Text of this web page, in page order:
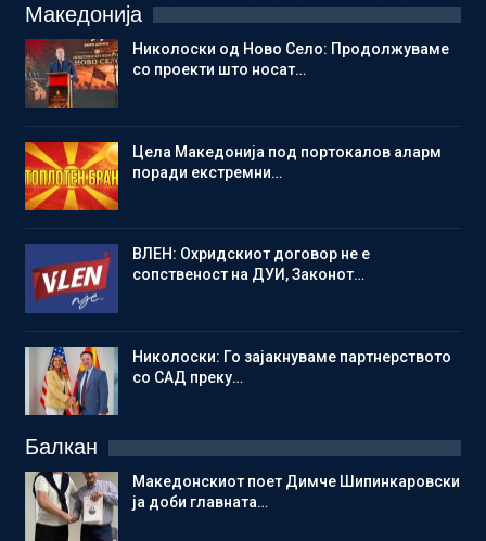
Македонија
Николоски од Ново Село: Продолжуваме
со проекти што носат…
Цела Македонија под портокалов аларм
поради екстремни…
ВЛЕН: Охридскиот договор не е
сопственост на ДУИ, Законот…
Николоски: Го зајакнуваме партнерството
со САД преку…
Балкан
Македонскиот поет Димче Шипинкаровски
ја доби главната…